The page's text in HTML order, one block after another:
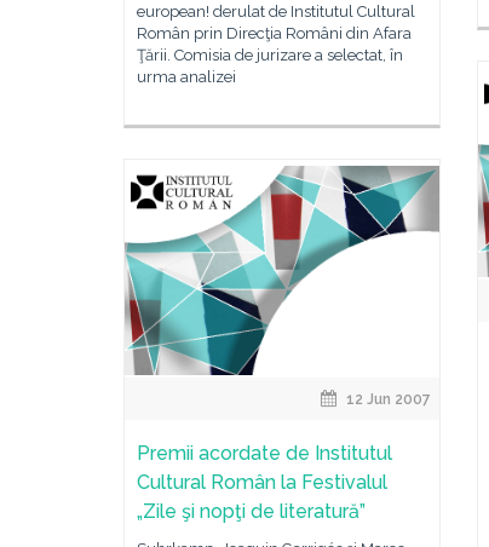
european! derulat de Institutul Cultural
Român prin Direcţia Români din Afara
Ţării. Comisia de jurizare a selectat, în
urma analizei
12 Jun 2007
Premii acordate de Institutul
Cultural Român la Festivalul
„Zile şi nopţi de literatură”